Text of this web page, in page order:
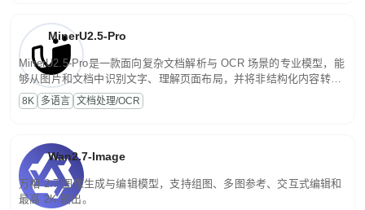
MinerU2.5-Pro
MinerU2.5-Pro是一款面向复杂文档解析与 OCR 场景的专业模型，能
够从图片和文档中识别文字、理解页面布局，并将非结构化内容转换
为便于存储、检索和二次处理的结构化结果。
8K 多语言 文档处理/OCR
Wan2.7-Image
万相 2.7 图像生成与编辑模型，支持组图、多图参考、交互式编辑和
最高 2K 输出。